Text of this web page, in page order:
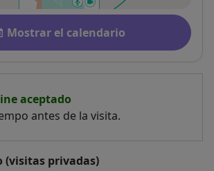
Mostrar el calendario
aceptado
antes de la visita.
(visitas privadas)